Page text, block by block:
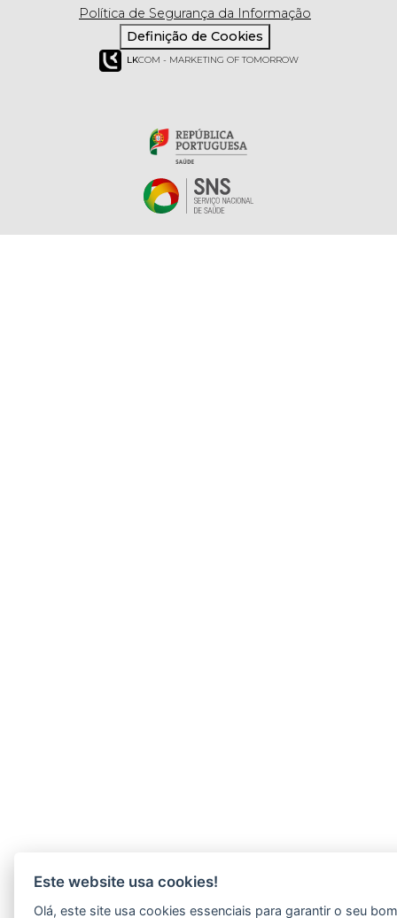
Política de Segurança da Informação
Definição de Cookies
LKCOM - MARKETING OF TOMORROW
Este website usa cookies!
Olá, este site usa cookies essenciais para garantir o seu